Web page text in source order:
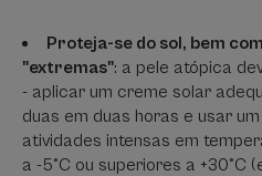
Proteja-se do sol, bem
"extremas": a pele atópica
- aplicar um creme solar
duas em duas horas e usar
atividades intensas em
a -5°C ou superiores a +30°C